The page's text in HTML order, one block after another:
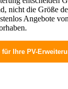
nicht die Größe
Angebote
für Ihre PV-